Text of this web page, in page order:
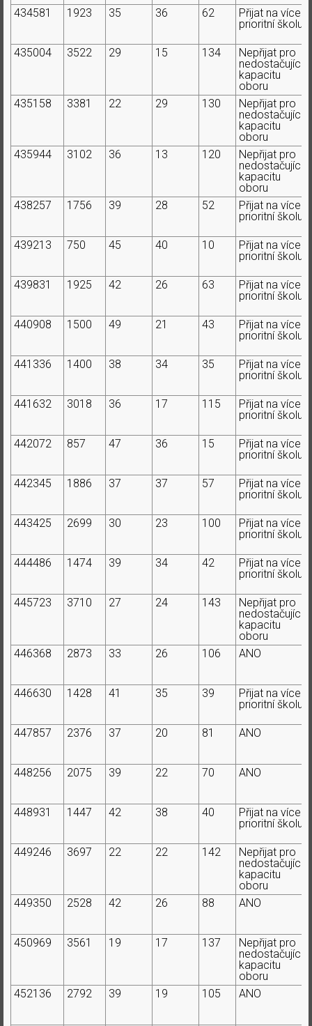
434581
1923 35 36 62
Přijat na více
prioritní školu
435004
3522 29 15 134
Nepřijat pro
nedostačující
kapacitu
oboru
435158 3381 22 29 130
Nepřijat pro
nedostačující
kapacitu
oboru
435944 3102 36 13 120
Nepřijat pro
nedostačující
kapacitu
oboru
438257 1756 39 28 52
Přijat na více
prioritní školu
439213
750 45 40 10
Přijat na více
prioritní školu
439831
1925 42 26 63
Přijat na více
prioritní školu
440908
1500 49 21 43
Přijat na více
prioritní školu
441336
1400 38 34 35
Přijat na více
prioritní školu
441632
3018 36 17 115
Přijat na více
prioritní školu
442072
857 47 36 15
Přijat na více
prioritní školu
442345
1886 37 37 57
Přijat na více
prioritní školu
443425
2699 30 23 100
Přijat na více
prioritní školu
444486
1474 39 34 42
Přijat na více
prioritní školu
445723
3710 27 24 143
Nepřijat pro
nedostačující
kapacitu
oboru
446368 2873 33 26 106 ANO
446630
1428 41 35 39
Přijat na více
prioritní školu
447857
2376 37 20 81 ANO
448256
2075 39 22 70 ANO
448931
1447 42 38 40
Přijat na více
prioritní školu
449246
3697 22 22 142
Nepřijat pro
nedostačující
kapacitu
oboru
449350 2528 42 26 88 ANO
450969
3561 19 17 137
Nepřijat pro
nedostačující
kapacitu
oboru
452136 2792 39 19 105 ANO